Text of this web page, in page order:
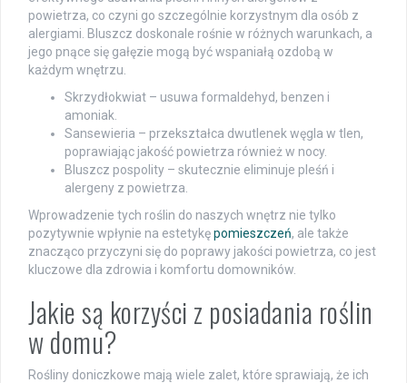
powietrza, co czyni go szczególnie korzystnym dla osób z
alergiami. Bluszcz doskonale rośnie w różnych warunkach, a
jego pnące się gałęzie mogą być wspaniałą ozdobą w
każdym wnętrzu.
Skrzydłokwiat – usuwa formaldehyd, benzen i
amoniak.
Sansewieria – przekształca dwutlenek węgla w tlen,
poprawiając jakość powietrza również w nocy.
Bluszcz pospolity – skutecznie eliminuje pleśń i
alergeny z powietrza.
Wprowadzenie tych roślin do naszych wnętrz nie tylko
pozytywnie wpłynie na estetykępomieszczeń, ale także
znacząco przyczyni się do poprawy jakości powietrza, co jest
kluczowe dla zdrowia i komfortu domowników.
Jakie są korzyści z posiadania roślin
w domu?
Rośliny doniczkowe mają wiele zalet, które sprawiają, że ich